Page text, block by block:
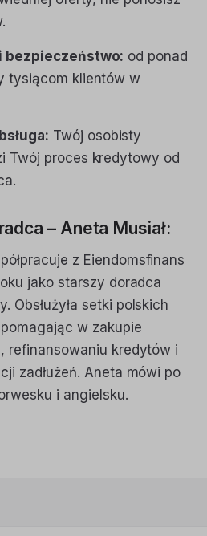
bezpieczeństwo: od ponad
tysiącom klientów w
Twój osobisty
Twój proces kredytowy od
– Aneta Musiał:
z Eiendomsfinans
jako starszy doradca
Obsłużyła setki polskich
w zakupie
refinansowaniu kredytów i
zadłużeń. Aneta mówi po
i angielsku.